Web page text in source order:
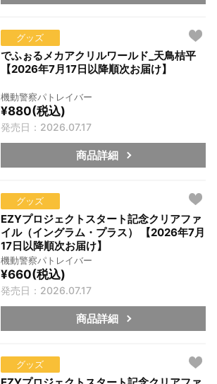
グッズ
でふぉるメカアクリルワールド_天鳥桔平
【2026年7月17日以降順次お届け】
機動警察パトレイバー
¥880(税込)
発売日：2026.07.17
商品詳細
グッズ
EZYプロジェクトスタート記念クリアファ
イル（イングラム・プラス） 【2026年7月
17日以降順次お届け】
機動警察パトレイバー
¥660(税込)
発売日：2026.07.17
商品詳細
グッズ